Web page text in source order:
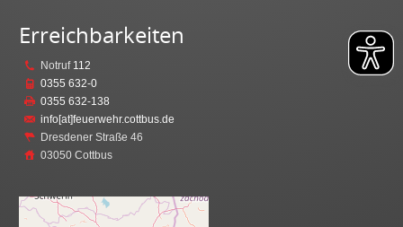
Erreichbarkeiten
Notruf 112
0355 632-0
0355 632-138
info[at]feuerwehr.cottbus.de
Dresdener Straße 46
03050 Cottbus